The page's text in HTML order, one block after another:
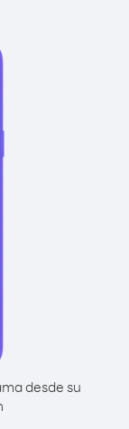
desde su